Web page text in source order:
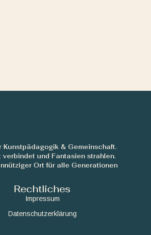
Kunstpädagogik & Gemeinschaft.
verbindet und Fantasien strahlen.
Ort für alle Generationen
Rechtliches
Impressum
Datenschutzerklärung